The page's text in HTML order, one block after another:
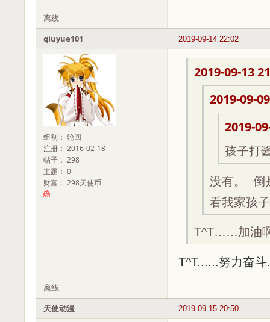
离线
2019-09-14 22:02
qiuyue101
组别： 轮回
注册： 2016-02-18
帖子： 298
主题： 0
财富： 298天使币
2019-09-13
2019-09-
2019-
孩子打
没有。 倒
看我家孩
T^T……加油
T^T......努力奋
离线
2019-09-15 20:50
天使动漫